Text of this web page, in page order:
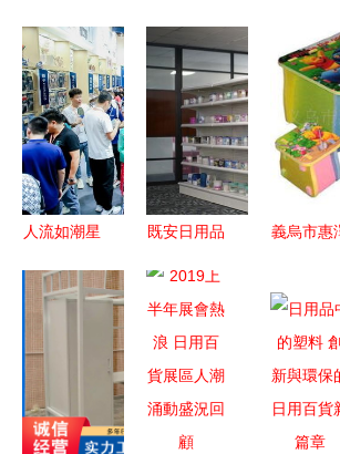
人流如潮星
貨盛宴啟新
品交易會盛
既安日用品
牌生產源頭
工廠，賦能
日用百貨行
業
義烏市惠
餐桌產品
選 從實用
到裝飾，一
應俱全